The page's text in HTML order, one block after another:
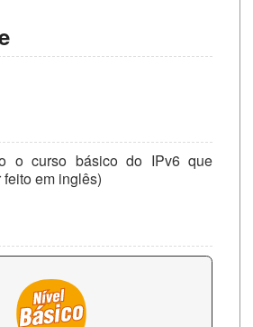
o curso básico do IPv6 que
em inglês)